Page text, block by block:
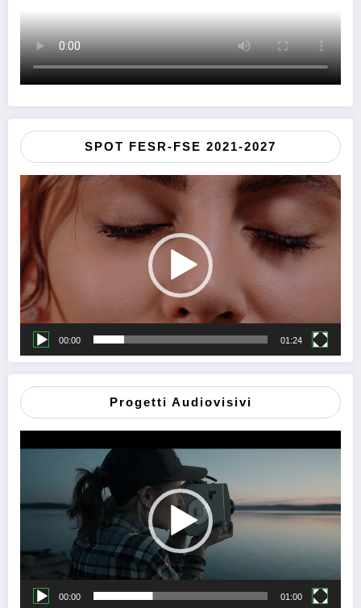
SPOT FESR-FSE 2021-2027
Video
Player
00:00 01:24
Progetti Audiovisivi
Player
00:00 01:00